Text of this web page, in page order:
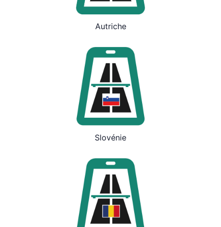
Autriche
Slovénie